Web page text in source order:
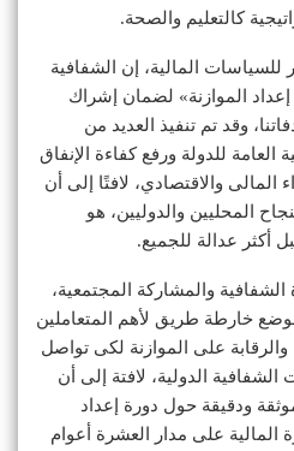
كالتعليم والصحة.
المالية، إن الشفافية
الموازنة» لضمان إشراك
وقد تم تنفيذ العديد من
العامة للدولة ورفع كفاءة الإنفاق
المالى والاقتصادي، لافتًا إلى أن
المحليين والدوليين، هو
أكثر عدالة للجميع.
والمشاركة المجتمعية،
خارطة طريق لأهم المتعاملين
والرقابة على الموازنة لكى تواصل
الدولية، لافتة إلى أن
ودقيقة حول دورة إعداد
المالية على مدار العشرة أعوام